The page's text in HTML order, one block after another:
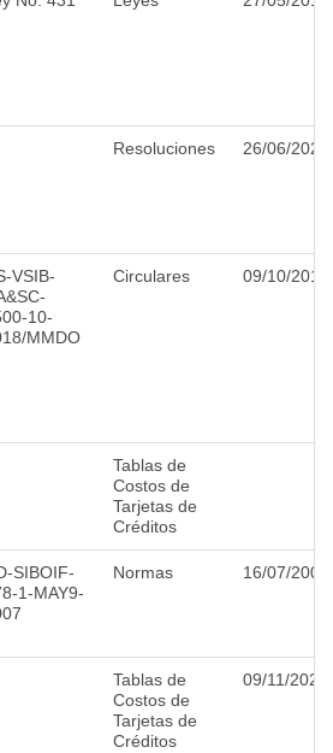
Resoluciones 26/06/2025
VSIB-
10-
MMDO
Circulares 09/10/2018
Tablas de
Costos de
Tarjetas de
Créditos
SIBOIF-
1-MAY9-
Normas 16/07/2007
Tablas de
Costos de
Tarjetas de
Créditos
09/11/2023